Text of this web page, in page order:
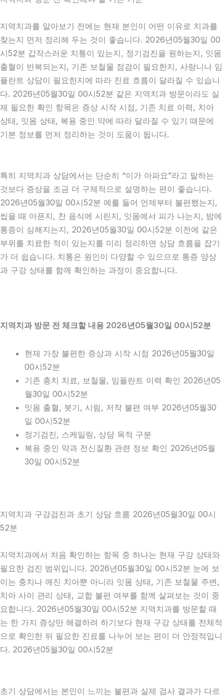
지역치과를 알아보기 전에는 현재 본인이 어떤 이유로 치과를
찾는지 먼저 정리해 두는 것이 좋습니다. 2026년05월30일 00
시52분 갑작스러운 치통이 있는지, 정기검진을 원하는지, 잇몸
출혈이 반복되는지, 기존 보철물 점검이 필요한지, 사랑니나 임
플란트 상담이 필요한지에 따라 진료 흐름이 달라질 수 있습니
다. 2026년05월30일 00시52분 같은 지역치과 방문이라도 실
제 필요한 확인 항목은 증상 시작 시점, 기존 치료 이력, 치아
상태, 잇몸 상태, 복용 중인 약에 따라 달라질 수 있기 때문에
기본 정보를 먼저 정리하는 것이 도움이 됩니다.
특히 지역치과 상담에서는 단순히 “이가 아파요”라고 말하는
것보다 증상을 조금 더 구체적으로 설명하는 편이 좋습니다.
2026년05월30일 00시52분 예를 들어 언제부터 불편했는지,
씹을 때 아픈지, 찬 음식에 시린지, 잇몸에서 피가 나는지, 밤에
통증이 심해지는지, 2026년05월30일 00시52분 이전에 같은
부위를 치료한 적이 있는지를 미리 정리하면 상담 흐름을 잡기
가 더 쉽습니다. 치통은 원인이 다양할 수 있으므로 통증 양상
과 구강 상태를 함께 확인하는 과정이 중요합니다.
지역치과 방문 전 체크할 내용 2026년05월30일 00시52분
현재 가장 불편한 증상과 시작 시점 2026년05월30일
00시52분
기존 충치 치료, 보철물, 임플란트 이력 확인 2026년05
월30일 00시52분
잇몸 출혈, 붓기, 시림, 저작 불편 여부 2026년05월30
일 00시52분
정기검진, 스케일링, 상담 목적 구분
복용 중인 약과 전신질환 관련 정보 확인 2026년05월
30일 00시52분
지역치과 구강검진과 초기 상담 흐름 2026년05월30일 00시
52분
지역치과에서 처음 확인하는 항목 중 하나는 현재 구강 상태와
필요한 검진 범위입니다. 2026년05월30일 00시52분 눈에 보
이는 충치나 깨진 치아뿐 아니라 잇몸 상태, 기존 보철물 주변,
치아 사이 관리 상태, 교합 불편 여부를 함께 살펴보는 것이 중
요합니다. 2026년05월30일 00시52분 지역치과를 방문할 때
는 한 가지 증상만 해결하려 하기보다 현재 구강 상태를 전체적
으로 확인한 뒤 필요한 진료를 나누어 보는 편이 더 안정적입니
다. 2026년05월30일 00시52분
초기 상담에서는 본인이 느끼는 불편과 실제 검사 결과가 다르